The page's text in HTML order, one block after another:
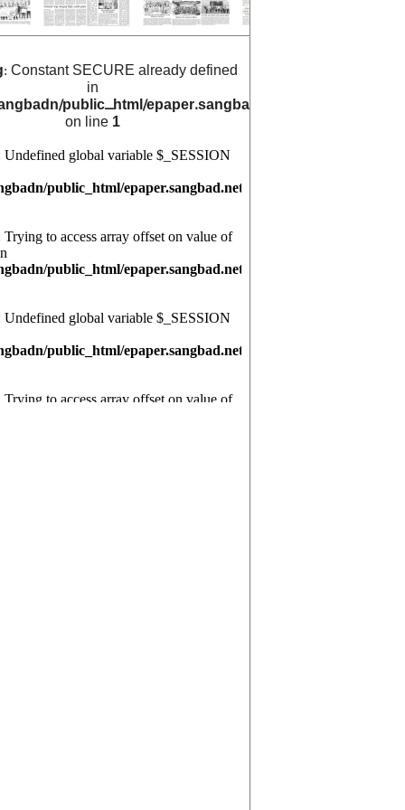
: Constant SECURE already defined
in
public_html/epaper.sangbad.net.bd/
on line 1